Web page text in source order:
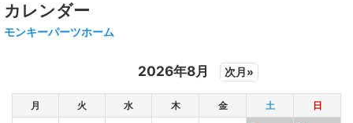
カレンダー
モンキーパーツホーム
2026年8月 次月»
月 火 水 木 金 土 日